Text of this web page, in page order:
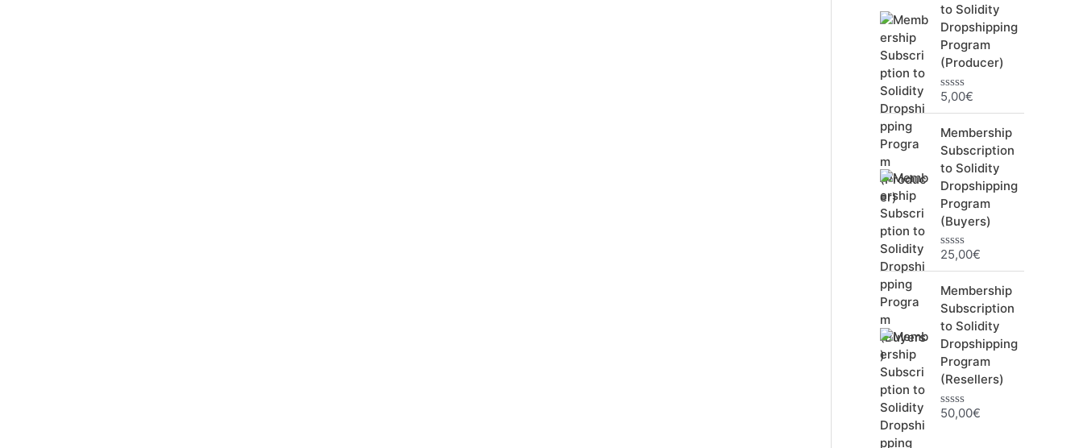
to Solidity
Dropshipping
Program
(Producer)
N
o
e
0
s
u
r
5
5,00€
Membership
Subscription
to Solidity
Dropshipping
Program
(Buyers)
N
o
e
0
u
r
5
25,00€
Membership
Subscription
to Solidity
Dropshipping
Program
(Resellers)
N
50,00€